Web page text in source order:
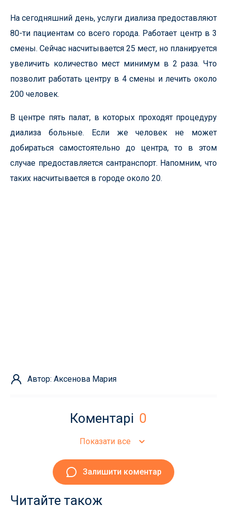
На сегодняшний день, услуги диализа предоставляют
80-ти пациентам со всего города. Работает центр в 3
смены. Сейчас насчитывается 25 мест, но планируется
увеличить количество мест минимум в 2 раза. Что
позволит работать центру в 4 смены и лечить около
200 человек.
В центре пять палат, в которых проходят процедуру
диализа больные. Если же человек не может
добираться самостоятельно до центра, то в этом
случае предоставляется сантранспорт. Напомним, что
таких насчитывается в городе около 20.
Автор: Аксенова Мария
Коментарі 0
Показати все
Залишити коментар
Читайте також